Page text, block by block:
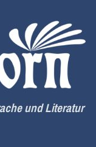
und Literatur